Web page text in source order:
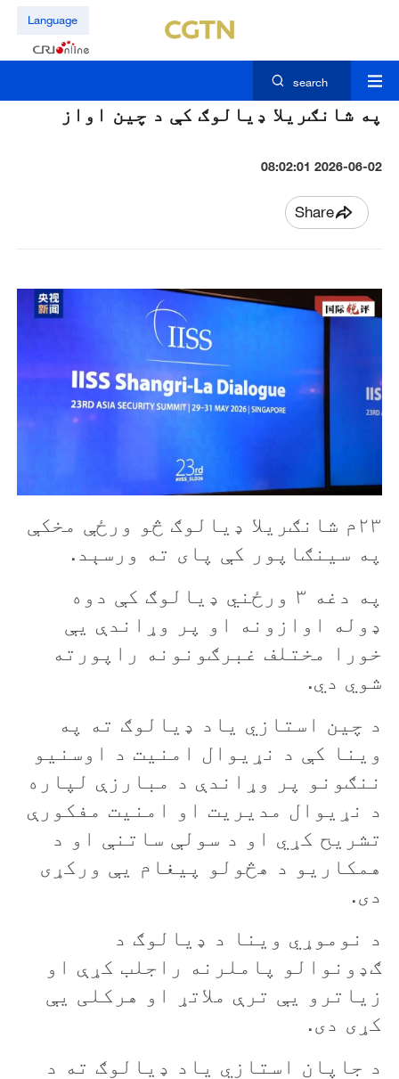
Language
search
په شانګريلا ډیالوګ کې د چين اواز
2026-06-02 08:02:01
Share
۲۳م شانګریلا ډیالوګ څو ورځې مخکې
په سینګاپور کې پای ته ورسېد.
په دغه ۳ ورځني ډيالوګ کې دوه
ډوله اوازونه او پر وړاندې يې
خورا مختلف غبرګونونه راپورته
شوي دي.
د چين استازي ياد ډیالوګ ته په
وينا کې د نړيوال امنيت د اوسنيو
ننګونو پر وړاندې د مبارزې لپاره
د نړيوال مديريت او امنيت مفکورې
تشريح کړي او د سولې ساتنې او د
همکاريو د هڅولو پيغام يې ورکړی
دی.
د نوموړي وينا د ډيالوګ د
ګډونوالو پاملرنه راجلب کړې او
زياترو يې ترې ملاتړ او هرکلی يې
کړی دی.
د جاپان استازي ياد ډيالوګ ته د